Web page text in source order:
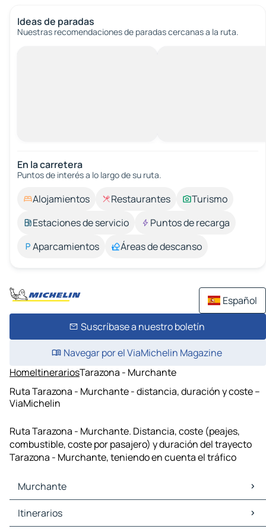
Ideas de paradas
Nuestras recomendaciones de paradas cercanas a la ruta.
En la carretera
Puntos de interés a lo largo de su ruta.
Alojamientos Restaurantes
Turismo
Estaciones de servicio
Puntos de recarga
Aparcamientos
Áreas de descanso
Español
Suscríbase a nuestro boletín
Navegar por el ViaMichelin Magazine
HomeItinerariosTarazona - Murchante
Ruta Tarazona - Murchante - distancia, duración y coste –
ViaMichelin
Ruta Tarazona - Murchante. Distancia, coste (peajes,
combustible, coste por pasajero) y duración del trayecto
Tarazona - Murchante, teniendo en cuenta el tráfico
Murchante
Murchante Mapas Planos
Murchante Trafico
Itinerarios